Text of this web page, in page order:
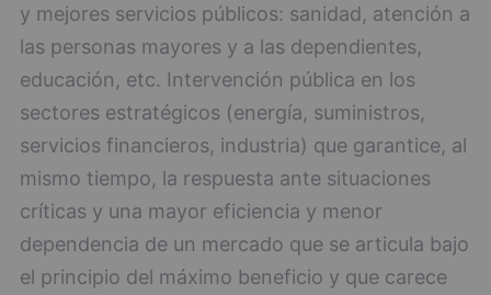
y mejores servicios públicos: sanidad, atención a
las personas mayores y a las dependientes,
educación, etc. Intervención pública en los
sectores estratégicos (energía, suministros,
servicios financieros, industria) que garantice, al
mismo tiempo, la respuesta ante situaciones
críticas y una mayor eficiencia y menor
dependencia de un mercado que se articula bajo
el principio del máximo beneficio y que carece